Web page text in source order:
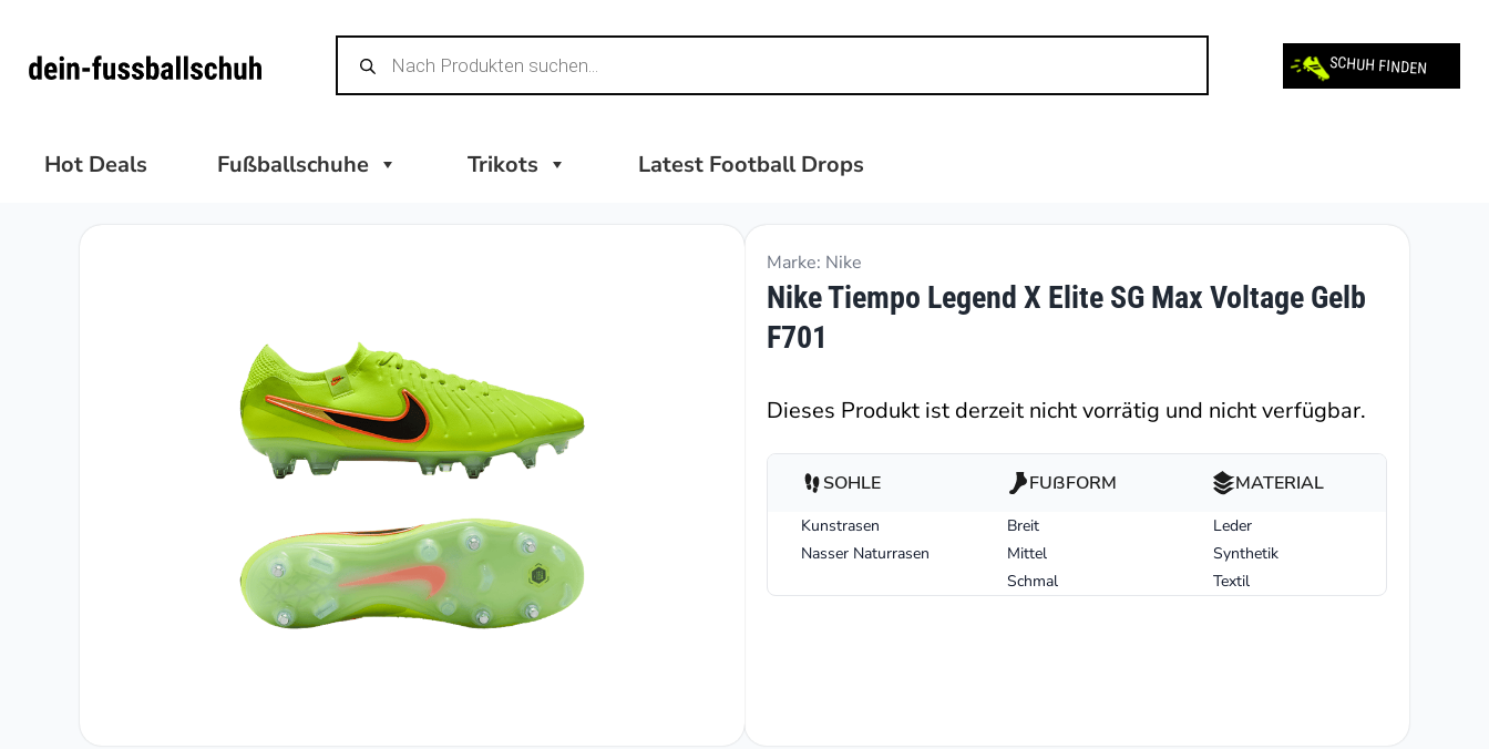
Inhalt
Products
search SCHUH FINDEN
Hot Deals Fußballschuhe Trikots Latest Football Drops
Marke: Nike
Nike Tiempo Legend X Elite SG Max Voltage Gelb
F701
Dieses Produkt ist derzeit nicht vorrätig und nicht verfügbar.
SOHLE
Kunstrasen
Nasser Naturrasen
FUßFORM
Breit
Mittel
Schmal
MATERIAL
Leder
Synthetik
Textil